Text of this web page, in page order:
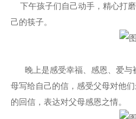
下午孩子们自己动手，精心打
己的筷子。
晚上是感受幸福、感恩、爱与
母写给自己的信，感受父母对他
的回信，表达对父母感恩之情。